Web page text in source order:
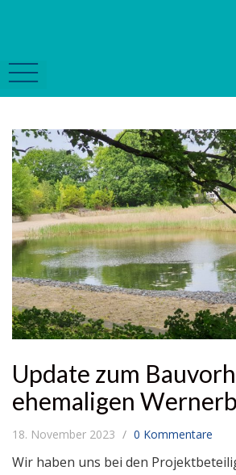
Update zum
ehemaligen
18. November 2023 0 Kommentare
Wir haben uns bei den